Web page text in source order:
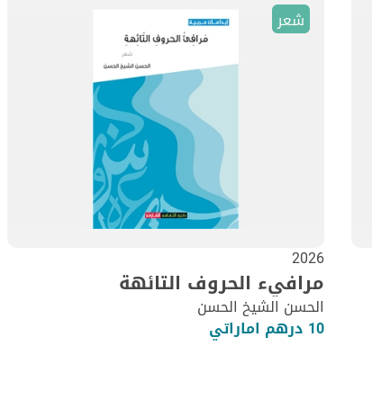
شعر
2026
مرافيء الحروف التائهة
الحسن الشيخ الحسن
10 درهم اماراتي